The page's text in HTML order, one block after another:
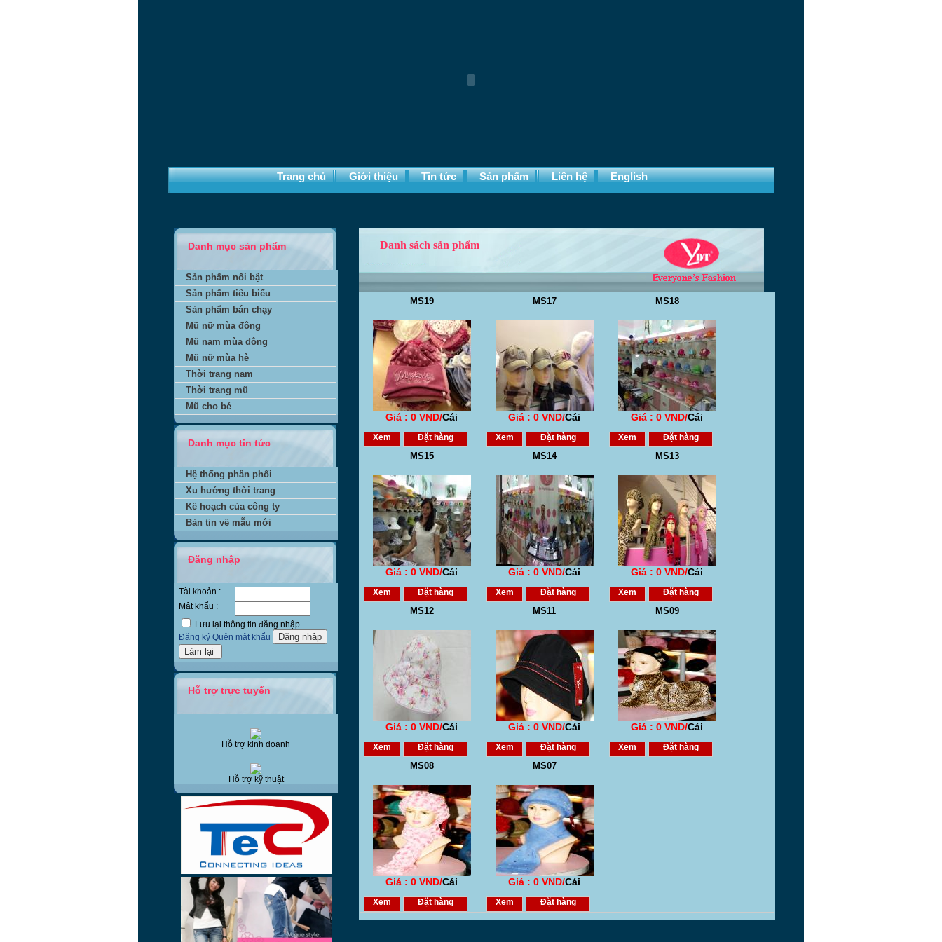
Trang chủ Giới thiệu Tin tức Sản phẩm Liên hệ English
Danh mục sản phẩm
Sản phẩm nổi bật
Sản phẩm tiêu biểu
Sản phẩm bán chạy
Mũ nữ mùa đông
Mũ nam mùa đông
Mũ nữ mùa hè
Thời trang nam
Thời trang mũ
Mũ cho bé
Danh mục tin tức
Hệ thống phân phối
Xu hướng thời trang
Kế hoạch của công ty
Bản tin về mẫu mới
Đăng nhập
Tài khoản :
Mật khẩu :
Lưu lại thông tin đăng nhập
Đăng ký Quên mật khẩu
Hỗ trợ trực tuyến
Hỗ trợ kinh doanh
Hỗ trợ kỹ thuật
Danh sách sản phẩm
MS19
Giá : 0 VND/Cái
Xem Đặt hàng
MS17
Giá : 0 VND/Cái
Xem Đặt hàng
MS18
Giá : 0 VND/Cái
Xem Đặt hàng
MS15
Giá : 0 VND/Cái
Xem Đặt hàng
MS14
Giá : 0 VND/Cái
Xem Đặt hàng
MS13
Giá : 0 VND/Cái
Xem Đặt hàng
MS12
Giá : 0 VND/Cái
Xem Đặt hàng
MS11
Giá : 0 VND/Cái
Xem Đặt hàng
MS09
Giá : 0 VND/Cái
Xem Đặt hàng
MS08
Giá : 0 VND/Cái
Xem Đặt hàng
MS07
Giá : 0 VND/Cái
Xem Đặt hàng